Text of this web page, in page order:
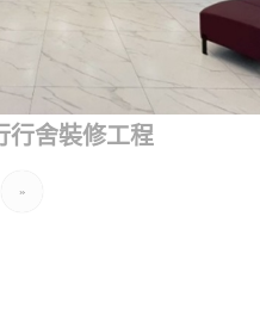
行舍裝修工程
»